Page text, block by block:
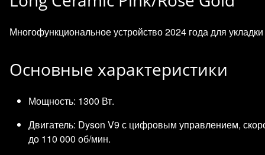
Многофункциональное устройство 2024 года для
Основные характеристики
Мощность: 1300 Вт.
Двигатель: Dyson V9 с цифровым управлением,
до 110 000 об/мин.